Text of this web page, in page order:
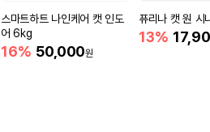
스마트하트 나인케어 캣 인도
어 6kg
16% 50,000원
퓨리나 캣 원 시
13%